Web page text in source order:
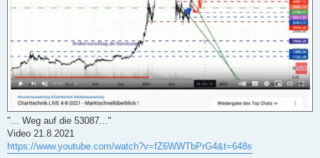
"... Weg auf die 53087..."
Video 21.8.2021
https://www.youtube.com/watch?v=fZ6WWTbPrG4&t=648s